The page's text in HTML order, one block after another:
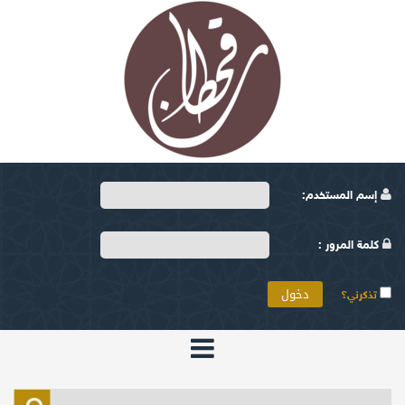
إسم المستخدم:
كلمة المرور :
تذكرني؟